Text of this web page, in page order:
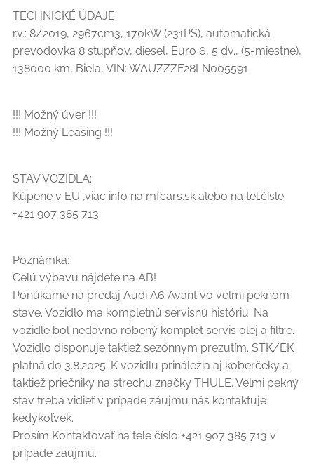
TECHNICKÉ ÚDAJE:
r.v.: 8/2019, 2967cm3, 170kW (231PS), automatická
prevodovka 8 stupňov, diesel, Euro 6, 5 dv., (5-miestne),
138000 km, Biela, VIN: WAUZZZF28LN005591
!!! Možný úver !!!
!!! Možný Leasing !!!
STAV VOZIDLA:
Kúpene v EU ,viac info na mfcars.sk alebo na tel.čísle
+421 907 385 713
Poznámka:
Celú výbavu nájdete na AB!
Ponúkame na predaj Audi A6 Avant vo veľmi peknom
stave. Vozidlo ma kompletnú servisnú históriu. Na
vozidle bol nedávno robený komplet servis olej a filtre.
Vozidlo disponuje taktiež sezónnym prezutím. STK/EK
platná do 3.8.2025. K vozidlu prináležia aj koberčeky a
taktiež priečniky na strechu značky THULE. Velmi pekný
stav treba vidieť v prípade záujmu nás kontaktuje
kedykoľvek.
Prosím Kontaktovať na tele číslo +421 907 385 713 v
prípade záujmu.